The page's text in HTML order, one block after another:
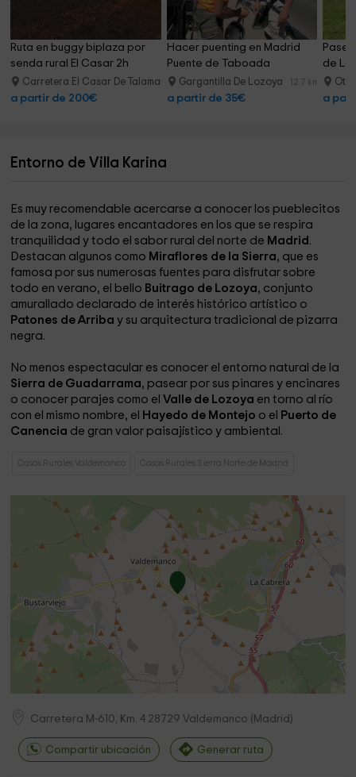
Ruta en buggy biplaza por
senda rural El Casar 2h
Carretera El Casar De Talamanca 26.3 km
a partir de 200€
Hacer puenting en Madrid
Puente de Taboada
Gargantilla De Lozoya 12.7 km
a partir de 35€
de
a
Entorno de Villa Karina
Es muy recomendable acercarse a conocer los pueblecitos
de la zona, lugares encantadores en los que se respira
tranquilidad y todo el sabor rural del norte de Madrid .
Destacan algunos como Miraflores de la Sierra, que es
famosa por sus numerosas fuentes para disfrutar sobre
todo en verano, el bello Buitrago de Lozoya, conjunto
amurallado declarado de interés histórico artístico o
Patones de Arribay su arquitectura tradicional de pizarra
negra.
No menos espectacular es conocer el entorno natural de la
Sierra de Guadarrama, pasear por sus pinares y encinares
o conocer parajes como el Valle de Lozoya en torno al río
con el mismo nombre, el
Hayedo de Montejo o el
Puerto de
Canencia de gran valor paisajístico y ambiental.
Casas Rurales Valdemanco Casas Rurales Sierra Norte de Madrid
Carretera M-610, Km. 4 28729 Valdemanco ( Madrid )
Compartir ubicación Generar ruta